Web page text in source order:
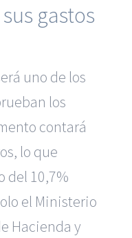
gastos
uno de los
los
contará
lo que
del 10,7%
el Ministerio
Hacienda y